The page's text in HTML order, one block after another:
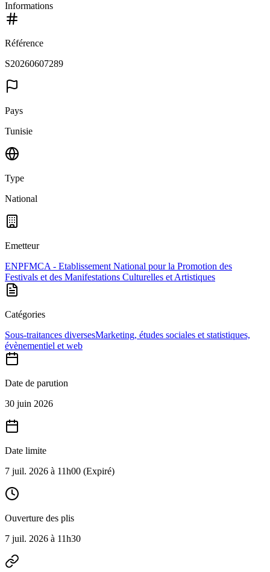
Informations
Référence
S20260607289
Pays
Tunisie
Type
National
Emetteur
ENPFMCA - Etablissement National pour la Promotion des
Festivals et des Manifestations Culturelles et Artistiques
Catégories
Sous-traitances diversesMarketing, études sociales et statistiques,
évènementiel et web
Date de parution
30 juin 2026
Date limite
7 juil. 2026 à 11h00 (Expiré)
Ouverture des plis
7 juil. 2026 à 11h30